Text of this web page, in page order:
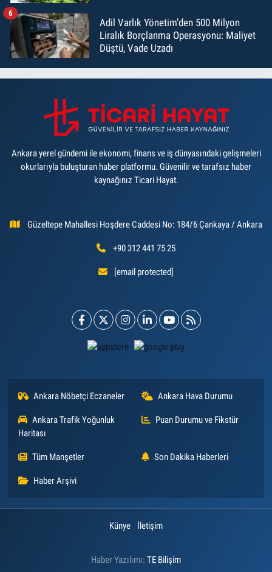
Adil Varlık Yönetim’den 500 Milyon
Liralık Borçlanma Operasyonu: Maliyet
Düştü, Vade Uzadı
6
Ankara yerel gündemi ile ekonomi, finans ve iş dünyasındaki gelişmeleri
okurlarıyla buluşturan haber platformu. Güvenilir ve tarafsız haber
kaynağınız Ticari Hayat.
Güzeltepe Mahallesi Hoşdere Caddesi No: 184/6 Çankaya / Ankara
+90 312 441 75 25
[email protected]
Ankara Nöbetçi Eczaneler Ankara Hava Durumu
Ankara Trafik Yoğunluk
Haritası
Puan Durumu ve Fikstür
Tüm Manşetler Son Dakika Haberleri
Haber Arşivi
Künye İletişim
Haber Yazılımı: TE Bilişim